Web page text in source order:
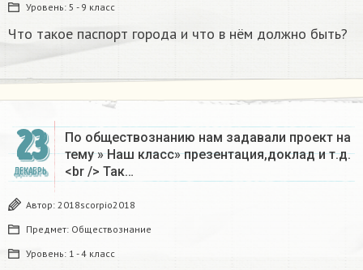
Уровень: 5 - 9 класс
Что такое паспорт города и что в нём должно быть?
23
ДЕКАБРЬ
По обществознанию нам задавали проект на
тему » Наш класс» презентация,доклад и т.д.
<br /> Так…
Автор: 2018scorpio2018
Предмет: Обществознание
Уровень: 1 - 4 класс